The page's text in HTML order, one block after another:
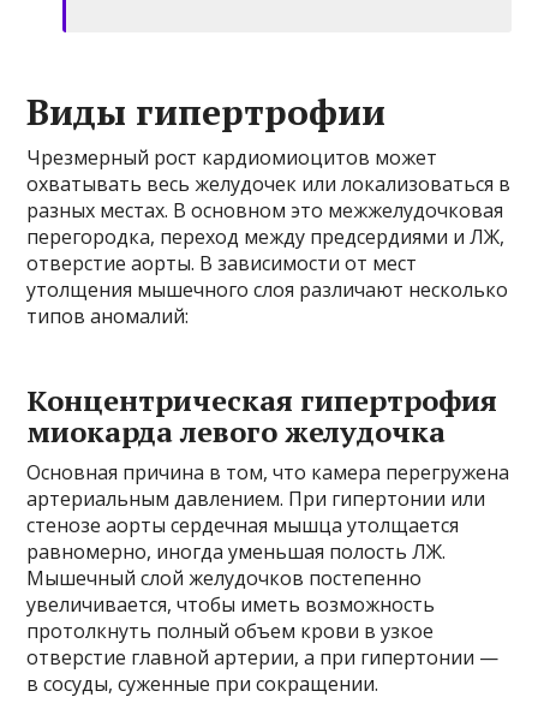
Виды гипертрофии
Чрезмерный рост кардиомиоцитов может
охватывать весь желудочек или локализоваться в
разных местах. В основном это межжелудочковая
перегородка, переход между предсердиями и ЛЖ,
отверстие аорты. В зависимости от мест
утолщения мышечного слоя различают несколько
типов аномалий:
Концентрическая гипертрофия
миокарда левого желудочка
Основная причина в том, что камера перегружена
артериальным давлением. При гипертонии или
стенозе аорты сердечная мышца утолщается
равномерно, иногда уменьшая полость ЛЖ.
Мышечный слой желудочков постепенно
увеличивается, чтобы иметь возможность
протолкнуть полный объем крови в узкое
отверстие главной артерии, а при гипертонии —
в сосуды, суженные при сокращении.